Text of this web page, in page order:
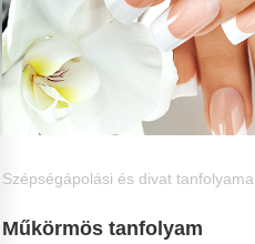
Szépségápolási és divat
Műkörmös tanfolyam